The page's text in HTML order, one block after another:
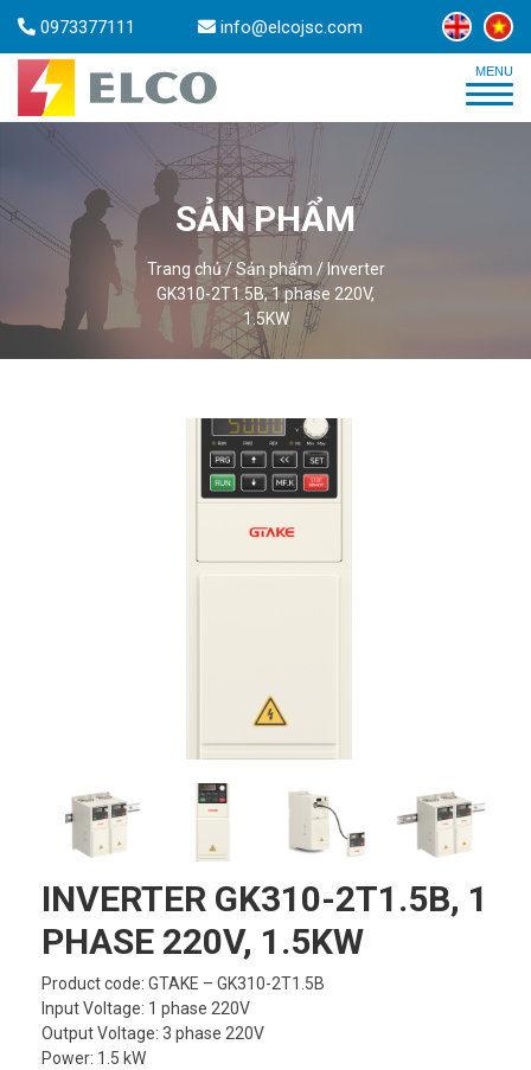
0973377111 info@elcojsc.com
SẢN PHẨM
Trang chủ/Sản phẩm /Inverter
GK310-2T1.5B, 1 phase 220V,
1.5KW
INVERTER GK310-2T1.5B, 1
PHASE 220V, 1.5KW
Product code: GTAKE – GK310-2T1.5B
Input Voltage: 1 phase 220V
Output Voltage: 3 phase 220V
Power: 1.5 kW